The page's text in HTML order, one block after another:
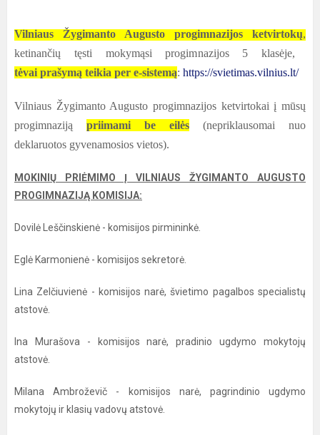
Vilniaus Žygimanto Augusto progimnazijos ketvirtokų,
ketinančių tęsti mokymąsi progimnazijos 5 klasėje,
tėvai prašymą teikia per e-sistemą: https://svietimas.vilnius.lt/
Vilniaus Žygimanto Augusto progimnazijos ketvirtokai į mūsų
progimnaziją priimami be eilės (nepriklausomai nuo
deklaruotos gyvenamosios vietos).
MOKINIŲ PRIĖMIMO Į VILNIAUS ŽYGIMANTO AUGUSTO
PROGIMNAZIJĄ KOMISIJA:
Dovilė Leščinskienė - komisijos pirmininkė.
Eglė Karmonienė - komisijos sekretorė.
Lina Zelčiuvienė - komisijos narė, švietimo pagalbos specialistų
atstovė.
Ina Murašova - komisijos narė, pradinio ugdymo mokytojų
atstovė.
Milana Ambroževič - komisijos narė, pagrindinio ugdymo
mokytojų ir klasių vadovų atstovė.